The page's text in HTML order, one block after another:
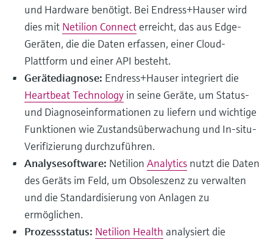
und Hardware benötigt. Bei Endress+Hauser wird
dies mit Netilion Connect erreicht, das aus Edge-
Geräten, die die Daten erfassen, einer Cloud-
Plattform und einer API besteht.
Gerätediagnose: Endress+Hauser integriert die
Heartbeat Technology in seine Geräte, um Status-
und Diagnoseinformationen zu liefern und wichtige
Funktionen wie Zustandsüberwachung und In-situ-
Verifizierung durchzuführen.
Analysesoftware: Netilion Analytics nutzt die Daten
des Geräts im Feld, um Obsoleszenz zu verwalten
und die Standardisierung von Anlagen zu
ermöglichen.
Prozessstatus: Netilion Health analysiert die